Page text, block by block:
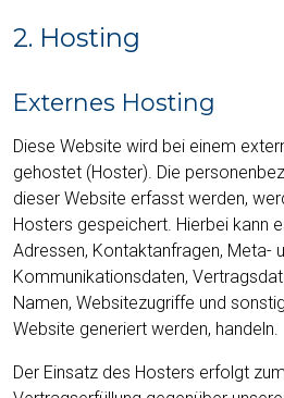
2. Hosting
Externes Hosting
Diese Website wird bei einem
gehostet (Hoster). Die
dieser Website erfasst werden,
Hosters gespeichert. Hierbei kann
Adressen, Kontaktanfragen, Meta-
Kommunikationsdaten,
Namen, Websitezugriffe und
Website generiert werden, handeln.
Der Einsatz des Hosters erfolgt